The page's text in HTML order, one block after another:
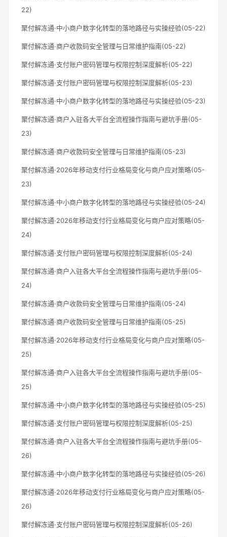
22)
聚付解冻通·中小商户数字化转型的落地路径与实操经验(05-22)
聚付解冻通·商户收款码安全管理与日常维护指南(05-22)
聚付解冻通·支付账户密码管理与权限控制深度解析(05-22)
聚付解冻通·支付账户密码管理与权限控制深度解析(05-23)
聚付解冻通·中小商户数字化转型的落地路径与实操经验(05-23)
聚付解冻通·商户入驻各大平台全流程操作指南与避坑手册(05-
23)
聚付解冻通·商户收款码安全管理与日常维护指南(05-23)
聚付解冻通·2026年移动支付行业格局变化与商户应对策略(05-
23)
聚付解冻通·中小商户数字化转型的落地路径与实操经验(05-24)
聚付解冻通·2026年移动支付行业格局变化与商户应对策略(05-
24)
聚付解冻通·支付账户密码管理与权限控制深度解析(05-24)
聚付解冻通·商户入驻各大平台全流程操作指南与避坑手册(05-
24)
聚付解冻通·商户收款码安全管理与日常维护指南(05-24)
聚付解冻通·商户收款码安全管理与日常维护指南(05-25)
聚付解冻通·2026年移动支付行业格局变化与商户应对策略(05-
25)
聚付解冻通·商户入驻各大平台全流程操作指南与避坑手册(05-
25)
聚付解冻通·中小商户数字化转型的落地路径与实操经验(05-25)
聚付解冻通·支付账户密码管理与权限控制深度解析(05-25)
聚付解冻通·商户入驻各大平台全流程操作指南与避坑手册(05-
26)
聚付解冻通·中小商户数字化转型的落地路径与实操经验(05-26)
聚付解冻通·2026年移动支付行业格局变化与商户应对策略(05-
26)
聚付解冻通·支付账户密码管理与权限控制深度解析(05-26)